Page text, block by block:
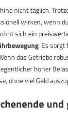
nicht täglich.
wirken, wenn
sich ein
. Es sorgt
das Getriebe
hoher
ohne viel Geld
und